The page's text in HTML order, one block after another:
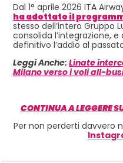
Dal 1° aprile 2026 ITA
ha adottato il
stesso dell’intero Gruppo
consolida l’integrazione,
definitivo l’addio al
Leggi Anche: Linate
Milano verso i voli all-
CONTINUA A LEGGERE
Per non perderti davvero